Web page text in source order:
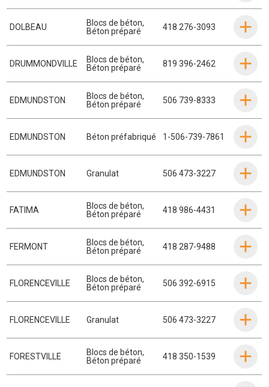
DOLBEAU Blocs de béton,
Béton préparé
418 276-3093
DRUMMONDVILLE Blocs de béton,
Béton préparé
819 396-2462
EDMUNDSTON Blocs de béton,
Béton préparé
506 739-8333
EDMUNDSTON Béton préfabriqué 1-506-739-7861
EDMUNDSTON Granulat 506 473-3227
FATIMA Blocs de béton,
Béton préparé
418 986-4431
FERMONT Blocs de béton,
Béton préparé
418 287-9488
FLORENCEVILLE Blocs de béton,
Béton préparé
506 392-6915
FLORENCEVILLE Granulat 506 473-3227
FORESTVILLE Blocs de béton,
Béton préparé
418 350-1539